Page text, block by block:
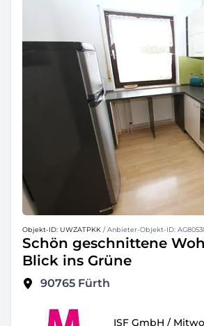
Objekt-ID: UWZATPKK / Anbieter-Objekt-ID:
Schön geschnittene
Blick ins Grüne
90765 Fürth
ISF GmbH /